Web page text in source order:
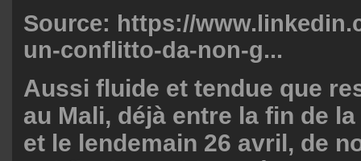
Source: https://
un-conflitto-da-non-g...
Aussi fluide et tendue que
au Mali, déjà entre la fin de
et le lendemain 26 avril, de